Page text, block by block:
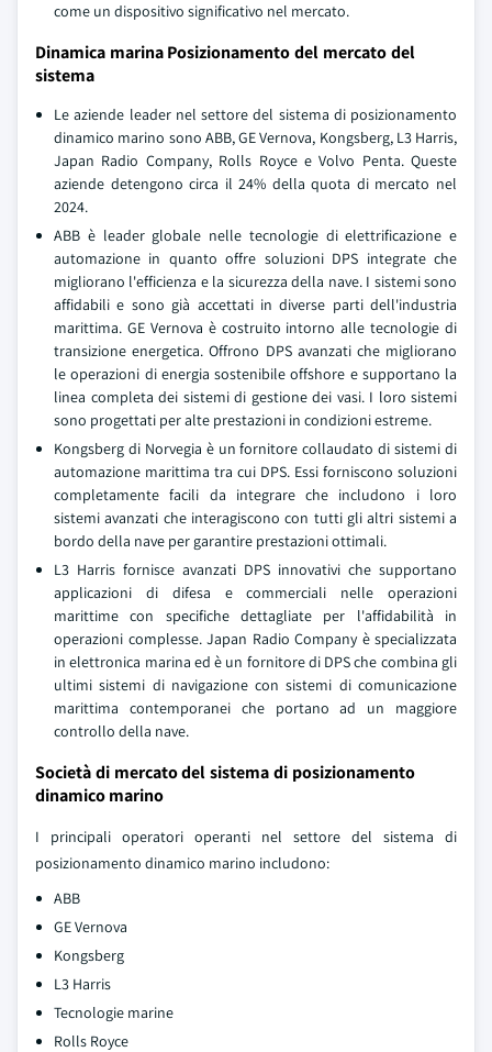
come un dispositivo significativo nel mercato.
Dinamica marina Posizionamento del mercato del
sistema
Le aziende leader nel settore del sistema di posizionamento
dinamico marino sono ABB, GE Vernova, Kongsberg, L3 Harris,
Japan Radio Company, Rolls Royce e Volvo Penta. Queste
aziende detengono circa il 24% della quota di mercato nel
2024.
ABB è leader globale nelle tecnologie di elettrificazione e
automazione in quanto offre soluzioni DPS integrate che
migliorano l'efficienza e la sicurezza della nave. I sistemi sono
affidabili e sono già accettati in diverse parti dell'industria
marittima. GE Vernova è costruito intorno alle tecnologie di
transizione energetica. Offrono DPS avanzati che migliorano
le operazioni di energia sostenibile offshore e supportano la
linea completa dei sistemi di gestione dei vasi. I loro sistemi
sono progettati per alte prestazioni in condizioni estreme.
Kongsberg di Norvegia è un fornitore collaudato di sistemi di
automazione marittima tra cui DPS. Essi forniscono soluzioni
completamente facili da integrare che includono i loro
sistemi avanzati che interagiscono con tutti gli altri sistemi a
bordo della nave per garantire prestazioni ottimali.
L3 Harris fornisce avanzati DPS innovativi che supportano
applicazioni di difesa e commerciali nelle operazioni
marittime con specifiche dettagliate per l'affidabilità in
operazioni complesse. Japan Radio Company è specializzata
in elettronica marina ed è un fornitore di DPS che combina gli
ultimi sistemi di navigazione con sistemi di comunicazione
marittima contemporanei che portano ad un maggiore
controllo della nave.
Società di mercato del sistema di posizionamento
dinamico marino
I principali operatori operanti nel settore del sistema di
posizionamento dinamico marino includono:
ABB
GE Vernova
Kongsberg
L3 Harris
Tecnologie marine
Rolls Royce